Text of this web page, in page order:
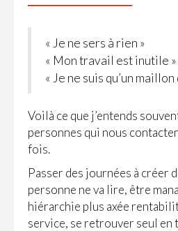
« Je ne sers à rien »
« Mon travail est inutile »
« Je ne suis qu’un maillon
Voilà ce que j’entends
personnes qui nous
fois.
Passer des journées à créer
personne ne va lire, être
hiérarchie plus axée
service, se retrouver seul